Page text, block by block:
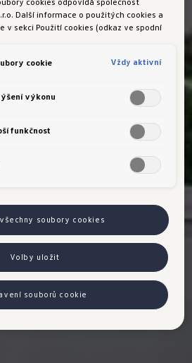
Další informace o použitých cookies a
v sekci Použití cookies (odkaz ve spodní
cookie Vždy aktivní
výkonu
funkčnost
soubory cookies
Volby uložit
souborů cookie